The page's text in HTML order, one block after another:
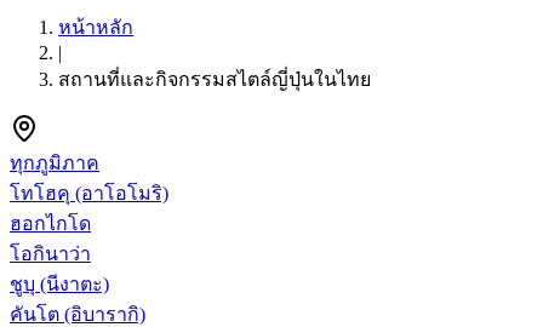
หน้าหลัก
|
สถานที่และกิจกรรมสไตล์ญี่ปุ่นในไทย
ทุกภูมิภาค
โทโฮคุ (อาโอโมริ)
ฮอกไกโด
โอกินาว่า
ชูบุ (นีงาตะ)
คันโต (อิบารากิ)